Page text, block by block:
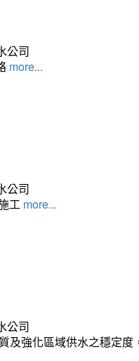
公司
more...
公司
工 more...
公司
及強化區域供水之穩定